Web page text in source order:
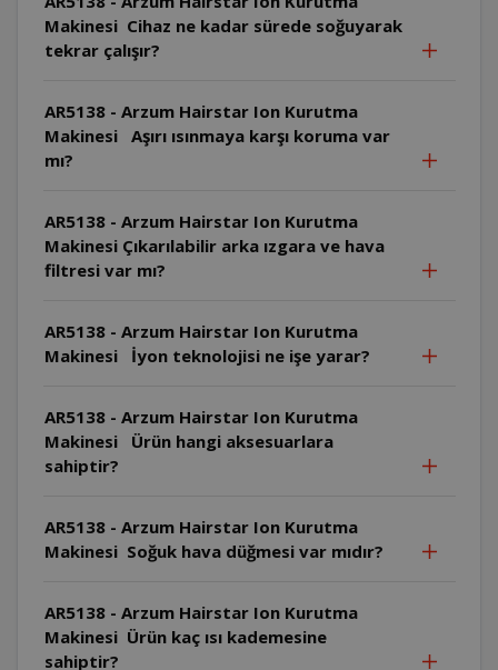
Makinesi Cihaz ne kadar sürede soğuyarak
tekrar çalışır?
AR5138 - Arzum Hairstar Ion Kurutma
Makinesi Aşırı ısınmaya karşı koruma var
mı?
AR5138 - Arzum Hairstar Ion Kurutma
Makinesi Çıkarılabilir arka ızgara ve hava
filtresi var mı?
AR5138 - Arzum Hairstar Ion Kurutma
Makinesi İyon teknolojisi ne işe yarar?
AR5138 - Arzum Hairstar Ion Kurutma
Makinesi Ürün hangi aksesuarlara
sahiptir?
AR5138 - Arzum Hairstar Ion Kurutma
Makinesi Soğuk hava düğmesi var mıdır?
AR5138 - Arzum Hairstar Ion Kurutma
Makinesi Ürün kaç ısı kademesine
sahiptir?